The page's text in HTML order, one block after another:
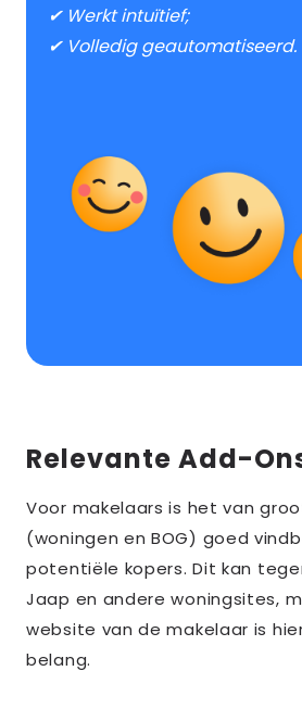
✔ Werkt intuïtief;
✔ Volledig geautomatiseerd.
Relevante Add-
Voor makelaars is het van
(woningen en BOG) goed
potentiële kopers. Dit kan
Jaap en andere woningsites,
website van de makelaar is
belang.